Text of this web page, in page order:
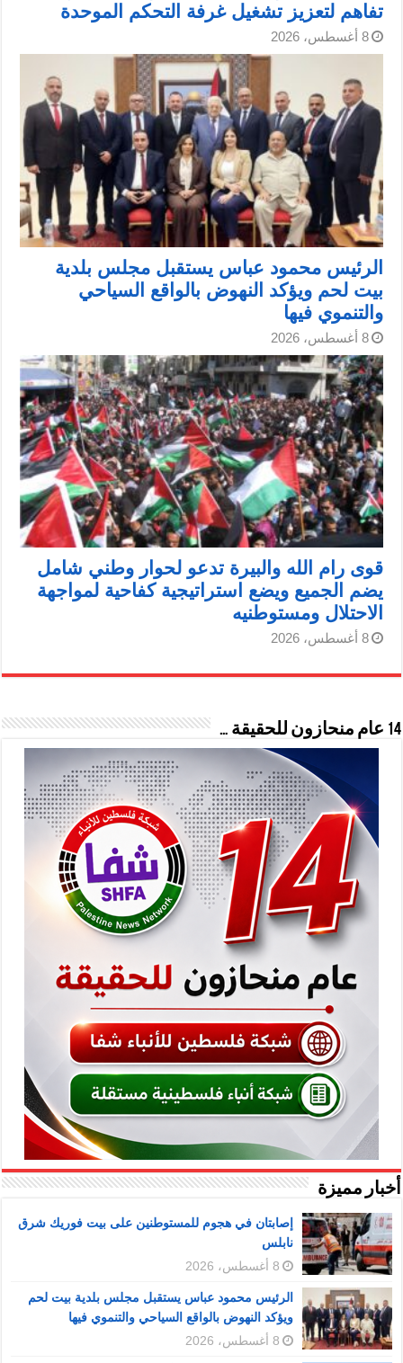
تفاهم لتعزيز تشغيل غرفة التحكم الموحدة
8 أغسطس، 2026
الرئيس محمود عباس يستقبل مجلس بلدية
بيت لحم ويؤكد النهوض بالواقع السياحي
والتنموي فيها
8 أغسطس، 2026
قوى رام الله والبيرة تدعو لحوار وطني شامل
يضم الجميع ويضع استراتيجية كفاحية لمواجهة
الاحتلال ومستوطنيه
8 أغسطس، 2026
14 عام منحازون للحقيقة …
أخبار مميزة
إصابتان في هجوم للمستوطنين على بيت فوريك شرق
نابلس
8 أغسطس، 2026
الرئيس محمود عباس يستقبل مجلس بلدية بيت لحم
ويؤكد النهوض بالواقع السياحي والتنموي فيها
8 أغسطس، 2026